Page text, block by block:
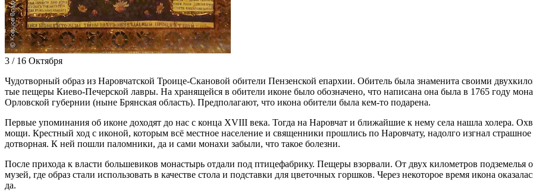
3 / 16 Октября
Чу­до­твор­ный об­раз из На­ров­чат­ской Тро­и­це-Ска­но­вой оби­те­ли Пен­зен­ской епар­хии. Оби­тель бы­ла зна­ме­ни­та сво­и­ми
тые пе­ще­ры Ки­е­во-Пе­чер­ской лав­ры. На хра­ня­щей­ся в оби­те­ли иконе бы­ло обо­зна­че­но, что на­пи­са­на она бы­ла в 1765 го­ду
Ор­лов­ской гу­бер­нии (ныне Брян­ская об­ласть). Пред­по­ла­га­ют, что ико­на оби­те­ли бы­ла кем-то по­да­ре­на.
Пер­вые упо­ми­на­ния об иконе до­хо­дят до нас с кон­ца ХVIII ве­ка. То­гда на На­ров­чат и бли­жай­шие к нему се­ла на­шла хо­ле­ра.
мо­щи. Крест­ный ход с ико­ной, ко­то­рым всё мест­ное на­се­ле­ние и свя­щен­ни­ки про­шлись по На­ров­ча­ту, на­дол­го из­гнал
до­твор­ная. К ней по­шли па­лом­ни­ки, да и са­ми мо­на­хи за­бы­ли, что та­кое бо­лез­ни.
По­сле при­хо­да к вла­сти боль­ше­ви­ков мо­на­стырь от­да­ли под пти­це­фаб­ри­ку. Пе­ще­ры взо­рва­ли. От двух ки­ло­мет­ров под­зе­ме­лья
му­зей, где об­раз ста­ли ис­поль­зо­вать в ка­че­стве сто­ла и под­став­ки для цве­точ­ных горш­ков. Через неко­то­рое вре­мя ико­на
да.